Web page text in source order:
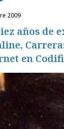
2009
años de
en